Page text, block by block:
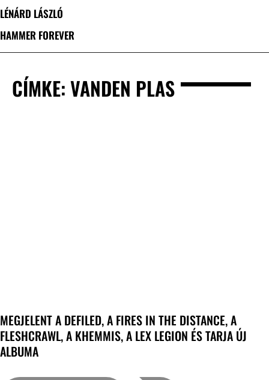
LÉNÁRD LÁSZLÓ
HAMMER FOREVER
CÍMKE: VANDEN PLAS
MEGJELENT A DEFILED, A FIRES IN THE DISTANCE, A
FLESHCRAWL, A KHEMMIS, A LEX LEGION ÉS TARJA ÚJ
ALBUMA